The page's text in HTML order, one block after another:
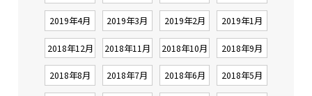
2019年4月 2019年3月 2019年2月 2019年1月
2018年12月 2018年11月 2018年10月 2018年9月
2018年8月 2018年7月 2018年6月 2018年5月